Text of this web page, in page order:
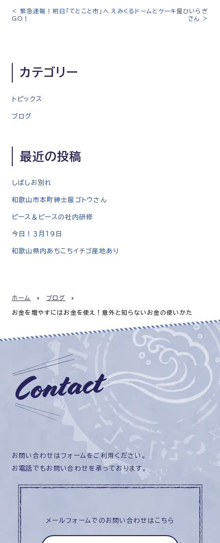
投
ー
ョ
ン
<
緊急速報！明日「てとこと市」へ
GO！
えみくるドームとケーキ屋ひいらぎ
さん
>
カテゴリー
トピックス
ブログ
最近の投稿
しばしお別れ
和歌山市本町紳士服ゴトウさん
ピース＆ピースの社内研修
今日！３月１９日
和歌山県内あちこちイチゴ産地あり
ホーム » ブログ »
お金を増やすにはお金を使え！意外と知らないお金の使いかた
お問い合わせはフォームをご利用ください。
お電話でもお問い合わせを承っております。
メールフォームでのお問い合わせはこちら